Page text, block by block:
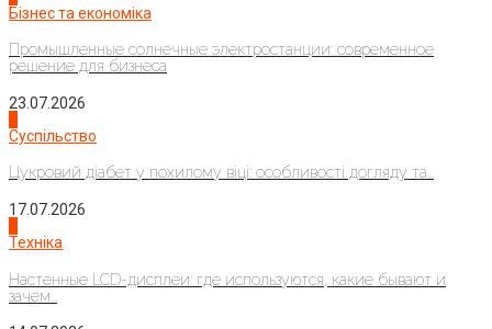
Бізнес та економіка
Промышленные солнечные электростанции: современное
решение для бизнеса
23.07.2026
Суспільство
Цукровий діабет у похилому віці: особливості догляду та...
17.07.2026
Техніка
Настенные LCD-дисплеи: где используются, какие бывают и
зачем...